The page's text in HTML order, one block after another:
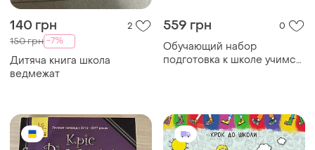
140 грн 2
150 грн -7%
Дитяча книга школа
ведмежат
559 грн 0
Обучающий набор
подготовка к школе учимся